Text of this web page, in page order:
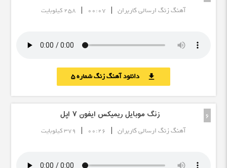
آهنگ زنگ ارسالی کاربران |
00:07
| 258 کیلوبایت
download دانلود آهنگ زنگ شماره 5
6 زنگ موبایل ریمیکس ایفون ۷ اپل
آهنگ زنگ ارسالی کاربران |
00:26
| 379 کیلوبایت